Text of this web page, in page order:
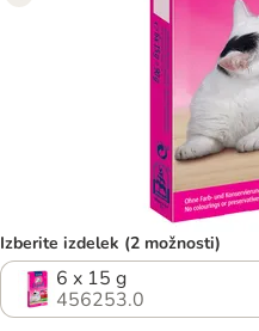
Izberite izdelek (2 možnosti)
6 x 15 g
456253.0